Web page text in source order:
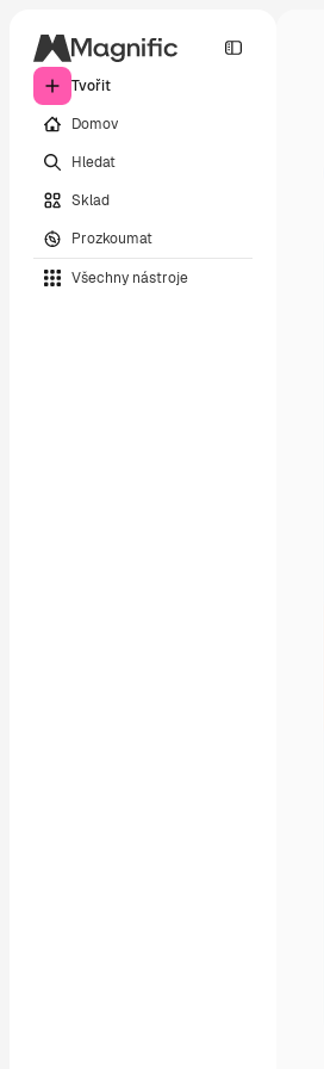
Tvořit
Domov
Hledat
Sklad
Prozkoumat
Všechny nástroje